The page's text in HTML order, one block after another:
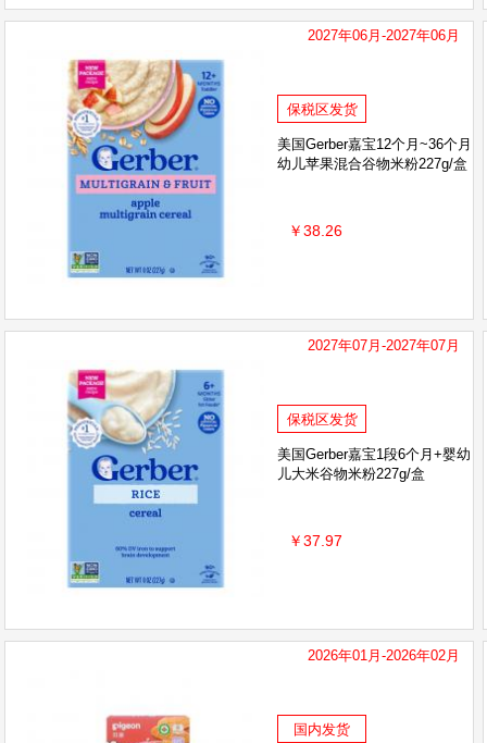
2027年06月-2027年06月
保税区发货
美国Gerber嘉宝12个月~36个月
幼儿苹果混合谷物米粉227g/盒
￥38.26
2027年07月-2027年07月
保税区发货
美国Gerber嘉宝1段6个月+婴幼
儿大米谷物米粉227g/盒
￥37.97
2026年01月-2026年02月
国内发货